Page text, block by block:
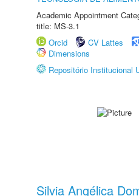
Academic Appointment
title: MS-3.1
Orcid
CV Lattes
Dimensions
Repositório Institucional
Silvia Angélica